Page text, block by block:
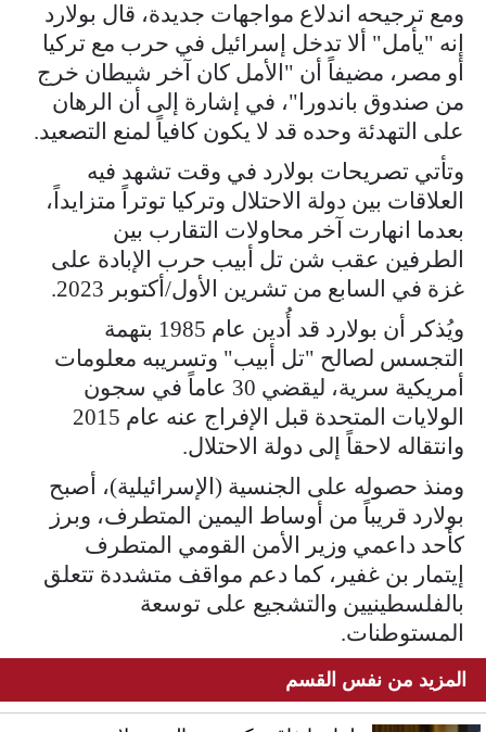
ومع ترجيحه اندلاع مواجهات جديدة، قال بولارد
إنه "يأمل" ألا تدخل إسرائيل في حرب مع تركيا
أو مصر، مضيفاً أن "الأمل كان آخر شيطان خرج
من صندوق باندورا"، في إشارة إلى أن الرهان
على التهدئة وحده قد لا يكون كافياً لمنع التصعيد.
وتأتي تصريحات بولارد في وقت تشهد فيه
العلاقات بين دولة الاحتلال وتركيا توتراً متزايداً،
بعدما انهارت آخر محاولات التقارب بين
الطرفين عقب شن تل أبيب حرب الإبادة على
غزة في السابع من تشرين الأول/أكتوبر 2023.
ويُذكر أن بولارد قد أُدين عام 1985 بتهمة
التجسس لصالح "تل أبيب" وتسريبه معلومات
أمريكية سرية، ليقضي 30 عاماً في سجون
الولايات المتحدة قبل الإفراج عنه عام 2015
وانتقاله لاحقاً إلى دولة الاحتلال.
ومنذ حصوله على الجنسية (الإسرائيلية)، أصبح
بولارد قريباً من أوساط اليمين المتطرف، وبرز
كأحد داعمي وزير الأمن القومي المتطرف
إيتمار بن غفير، كما دعم مواقف متشددة تتعلق
بالفلسطينيين والتشجيع على توسعة
المستوطنات.
المزيد من نفس القسم